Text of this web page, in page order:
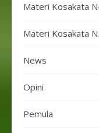
Materi Kosakata
Materi Kosakata
News
Opini
Pemula